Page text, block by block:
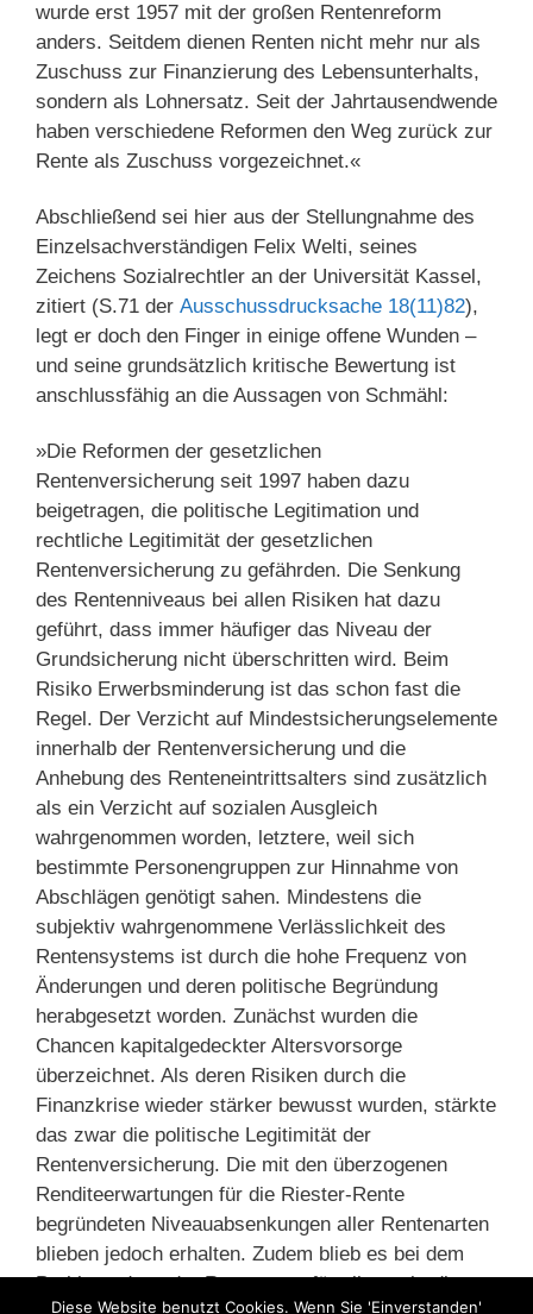
wurde erst 1957 mit der großen Rentenreform
anders. Seitdem dienen Renten nicht mehr nur als
Zuschuss zur Finanzierung des Lebensunterhalts,
sondern als Lohnersatz. Seit der Jahrtausendwende
haben verschiedene Reformen den Weg zurück zur
Rente als Zuschuss vorgezeichnet.«
Abschließend sei hier aus der Stellungnahme des
Einzelsachverständigen Felix Welti, seines
Zeichens Sozialrechtler an der Universität Kassel,
zitiert (S.71 der Ausschussdrucksache 18(11)82),
legt er doch den Finger in einige offene Wunden –
und seine grundsätzlich kritische Bewertung ist
anschlussfähig an die Aussagen von Schmähl:
»Die Reformen der gesetzlichen
Rentenversicherung seit 1997 haben dazu
beigetragen, die politische Legitimation und
rechtliche Legitimität der gesetzlichen
Rentenversicherung zu gefährden. Die Senkung
des Rentenniveaus bei allen Risiken hat dazu
geführt, dass immer häufiger das Niveau der
Grundsicherung nicht überschritten wird. Beim
Risiko Erwerbsminderung ist das schon fast die
Regel. Der Verzicht auf Mindestsicherungselemente
innerhalb der Rentenversicherung und die
Anhebung des Renteneintrittsalters sind zusätzlich
als ein Verzicht auf sozialen Ausgleich
wahrgenommen worden, letztere, weil sich
bestimmte Personengruppen zur Hinnahme von
Abschlägen genötigt sahen. Mindestens die
subjektiv wahrgenommene Verlässlichkeit des
Rentensystems ist durch die hohe Frequenz von
Änderungen und deren politische Begründung
herabgesetzt worden. Zunächst wurden die
Chancen kapitalgedeckter Altersvorsorge
überzeichnet. Als deren Risiken durch die
Finanzkrise wieder stärker bewusst wurden, stärkte
das zwar die politische Legitimität der
Rentenversicherung. Die mit den überzogenen
Renditeerwartungen für die Riester-Rente
begründeten Niveauabsenkungen aller Rentenarten
blieben jedoch erhalten. Zudem blieb es bei dem
Problem, dass der Rentenwert für alle sank, die
Diese Website benutzt Cookies. Wenn Sie 'Einverstanden'